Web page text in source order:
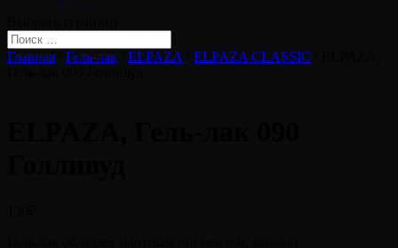
Главная Гель-лак ELPAZA ELPAZA CLASSIC